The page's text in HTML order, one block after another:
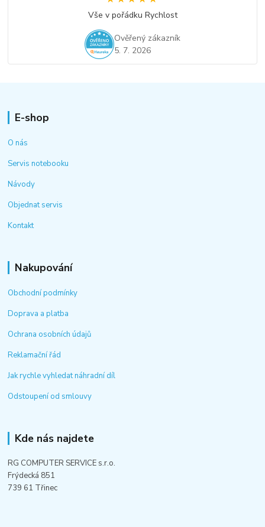
Vše v pořádku Rychlost
Ověřený zákazník
5. 7. 2026
E-shop
O nás
Servis notebooku
Návody
Objednat servis
Kontakt
Nakupování
Obchodní podmínky
Doprava a platba
Ochrana osobních údajů
Reklamační řád
Jak rychle vyhledat náhradní díl
Odstoupení od smlouvy
Kde nás najdete
RG COMPUTER SERVICE s.r.o.
Frýdecká 851
739 61 Třinec